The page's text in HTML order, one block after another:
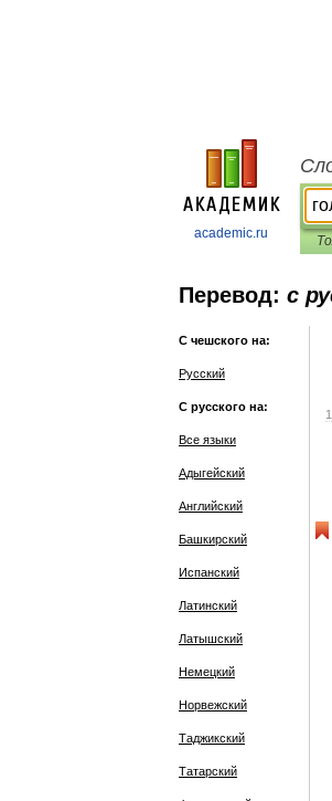
academic.ru
Перевод: с
С чешского на:
Русский
С русского на:
Все языки
Адыгейский
Английский
Башкирский
Испанский
Латинский
Латышский
Немецкий
Норвежский
Таджикский
Татарский
1